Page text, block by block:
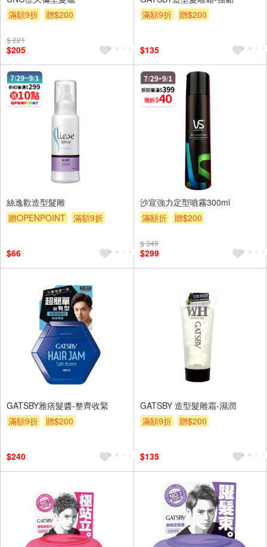
滿額9折
贈$200
$ 221
$205
滿額9折
贈$200
$135
絲逸歡造型髮雕
贈OPENPOINT
滿額9折
$66
沙宣強力定型噴霧300ml
滿額折
贈$200
$ 349
$299
GATSBY雅痞髮醬-整齊收緊
滿額9折
贈$200
$240
GATSBY 造型髮雕霜-濕潤
滿額9折
贈$200
$135